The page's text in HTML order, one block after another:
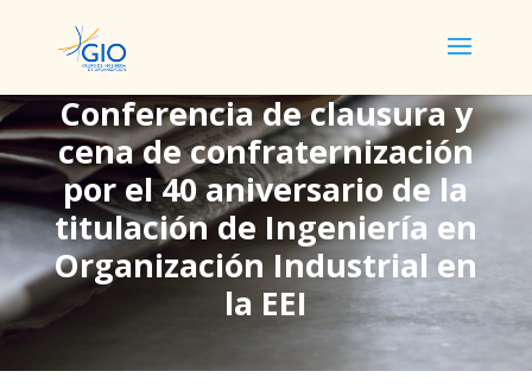
Conferencia de clausura
y cena de
confraternización por el
40 aniversario de la
titulación de Ingeniería
en Organización
Conferencia de clausura y
cena de confraternización
por el 40 aniversario de la
titulación de Ingeniería en
Organización Industrial en
la EEI